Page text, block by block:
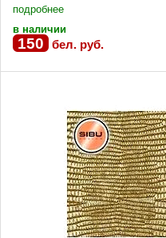
Copper NA-Nr. (Без клеевой
подробнее
в наличии
150 бел. руб.